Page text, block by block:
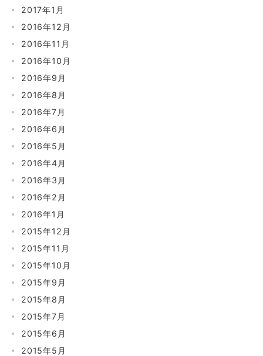
2017年1月
2016年12月
2016年11月
2016年10月
2016年9月
2016年8月
2016年7月
2016年6月
2016年5月
2016年4月
2016年3月
2016年2月
2016年1月
2015年12月
2015年11月
2015年10月
2015年9月
2015年8月
2015年7月
2015年6月
2015年5月